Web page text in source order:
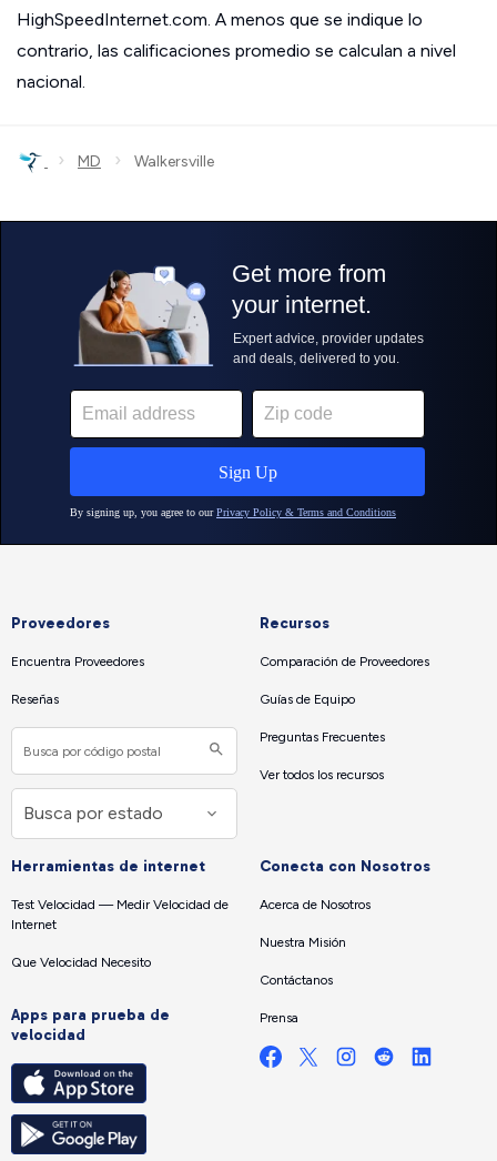
HighSpeedInternet.com. A menos que se indique lo
contrario, las calificaciones promedio se calculan a nivel
nacional.
› MD › Walkersville
Proveedores
Encuentra Proveedores
Reseñas
Recursos
Comparación de Proveedores
Guías de Equipo
Preguntas Frecuentes
Ver todos los recursos
Herramientas de internet
Test Velocidad — Medir Velocidad de
Internet
Que Velocidad Necesito
Apps para prueba de
velocidad
Conecta con Nosotros
Acerca de Nosotros
Nuestra Misión
Contáctanos
Prensa